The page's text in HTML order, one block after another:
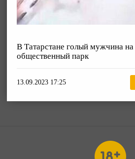
В Татарстане голый мужчина на
общественный парк
13.09.2023 17:25